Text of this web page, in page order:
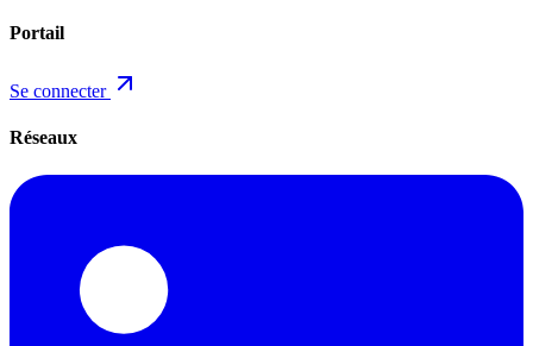
Portail
Se connecter
Réseaux